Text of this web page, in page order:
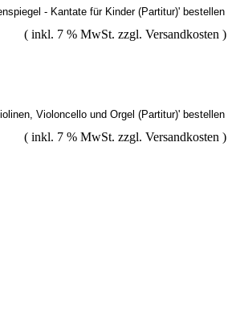
( inkl. 7 % MwSt. zzgl. Versandkosten )
( inkl. 7 % MwSt. zzgl. Versandkosten )